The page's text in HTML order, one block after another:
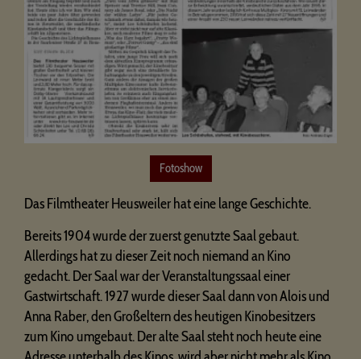
Fotoshow
Das Filmtheater Heusweiler hat eine lange Geschichte.
Bereits 1904 wurde der zuerst genutzte Saal gebaut.
Allerdings hat zu dieser Zeit noch niemand an Kino
gedacht. Der Saal war der Veranstaltungssaal einer
Gastwirtschaft. 1927 wurde dieser Saal dann von Alois und
Anna Raber, den Großeltern des heutigen Kinobesitzers
zum Kino umgebaut. Der alte Saal steht noch heute eine